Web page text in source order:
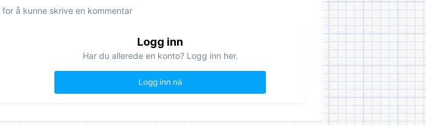
å kunne skrive en kommentar
Logg inn
Har du allerede en konto? Logg inn her.
Logg inn nå